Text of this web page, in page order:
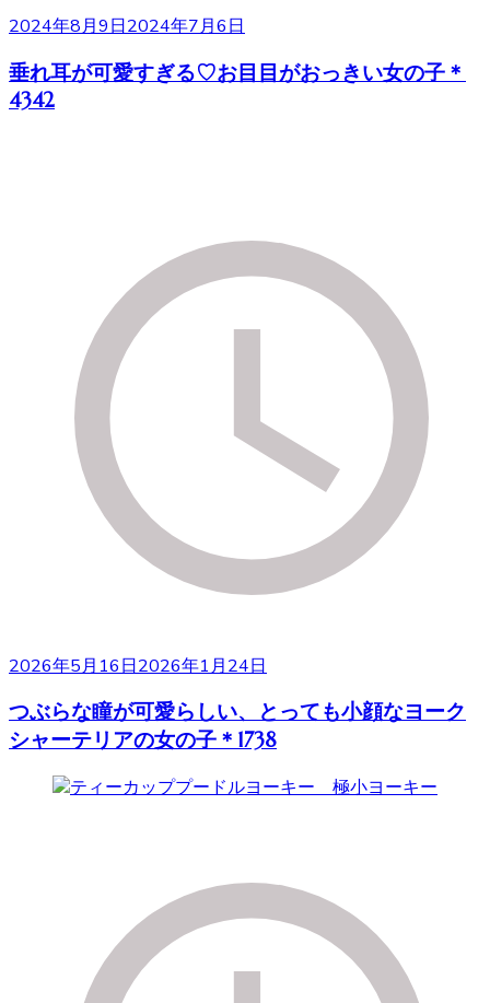
2024年8月9日2024年7月6日
垂れ耳が可愛すぎる♡お目目がおっきい女の子＊
4342
2026年5月16日2026年1月24日
つぶらな瞳が可愛らしい、とっても小顔なヨーク
シャーテリアの女の子＊1738